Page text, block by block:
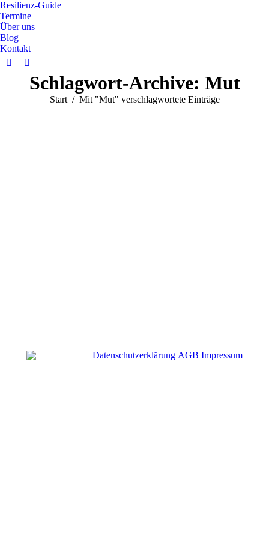
Resilienz-Guide
Termine
Über uns
Blog
Kontakt
Schlagwort-Archive: Mut
Sie befinden sich hier:
Start Mit "Mut" verschlagwortete Einträge
Datenschutzerklärung AGB Impressum